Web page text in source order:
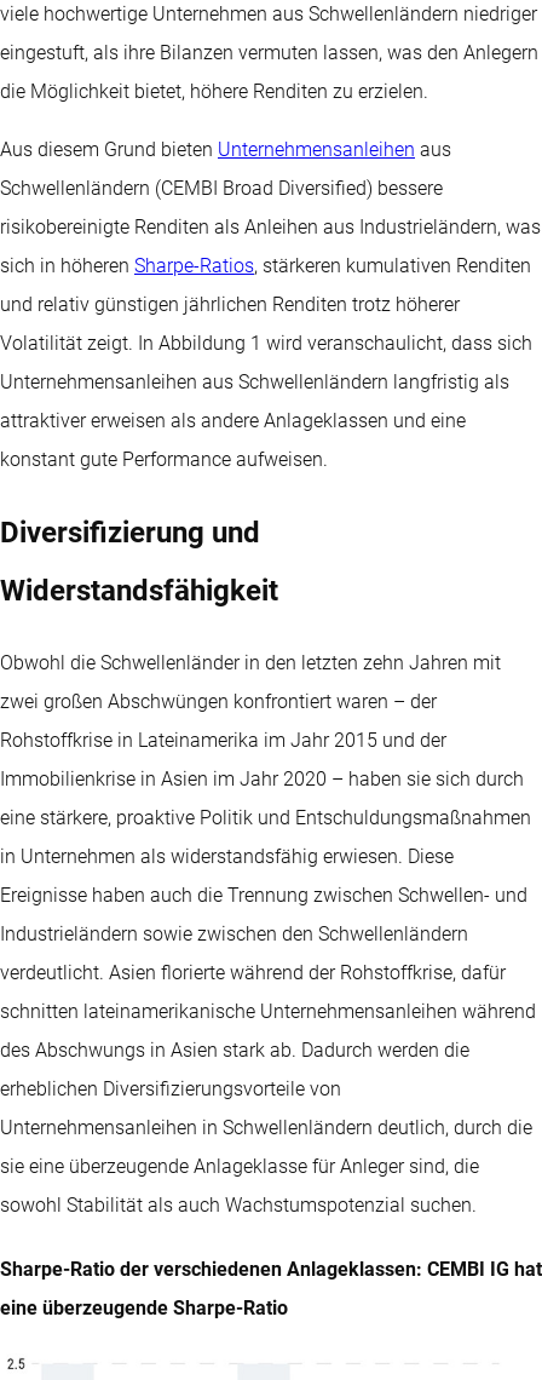
viele hochwertige Unternehmen aus Schwellenländern niedriger
eingestuft, als ihre Bilanzen vermuten lassen, was den Anlegern
die Möglichkeit bietet, höhere Renditen zu erzielen.
Aus diesem Grund bieten Unternehmensanleihen aus
Schwellenländern (CEMBI Broad Diversified) bessere
risikobereinigte Renditen als Anleihen aus Industrieländern, was
sich in höheren Sharpe-Ratios, stärkeren kumulativen Renditen
und relativ günstigen jährlichen Renditen trotz höherer
Volatilität zeigt. In Abbildung 1 wird veranschaulicht, dass sich
Unternehmensanleihen aus Schwellenländern langfristig als
attraktiver erweisen als andere Anlageklassen und eine
konstant gute Performance aufweisen.
Diversifizierung und
Widerstandsfähigkeit
Obwohl die Schwellenländer in den letzten zehn Jahren mit
zwei großen Abschwüngen konfrontiert waren – der
Rohstoffkrise in Lateinamerika im Jahr 2015 und der
Immobilienkrise in Asien im Jahr 2020 – haben sie sich durch
eine stärkere, proaktive Politik und Entschuldungsmaßnahmen
in Unternehmen als widerstandsfähig erwiesen. Diese
Ereignisse haben auch die Trennung zwischen Schwellen- und
Industrieländern sowie zwischen den Schwellenländern
verdeutlicht. Asien florierte während der Rohstoffkrise, dafür
schnitten lateinamerikanische Unternehmensanleihen während
des Abschwungs in Asien stark ab. Dadurch werden die
erheblichen Diversifizierungsvorteile von
Unternehmensanleihen in Schwellenländern deutlich, durch die
sie eine überzeugende Anlageklasse für Anleger sind, die
sowohl Stabilität als auch Wachstumspotenzial suchen.
Sharpe-Ratio der verschiedenen Anlageklassen: CEMBI IG hat
eine überzeugende Sharpe-Ratio